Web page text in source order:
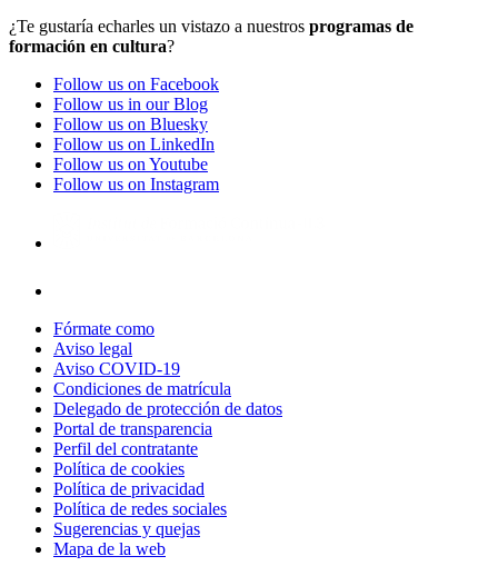
¿Te gustaría echarles un vistazo a nuestros programas de
formación en cultura?
Follow us on Facebook
Follow us in our Blog
Follow us on Bluesky
Follow us on LinkedIn
Follow us on Youtube
Follow us on Instagram
Fórmate como
Aviso legal
Aviso COVID-19
Condiciones de matrícula
Delegado de protección de datos
Portal de transparencia
Perfil del contratante
Política de cookies
Política de privacidad
Política de redes sociales
Sugerencias y quejas
Mapa de la web